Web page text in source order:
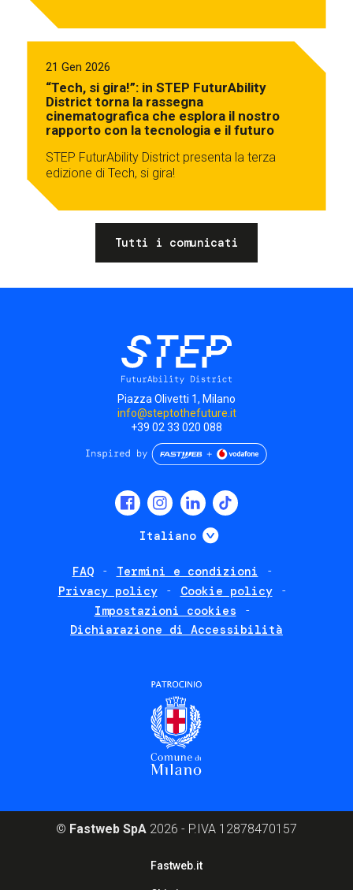
21 Gen 2026
“Tech, si gira!”: in STEP FuturAbility
District torna la rassegna
cinematografica che esplora il nostro
rapporto con la tecnologia e il futuro
STEP FuturAbility District presenta la terza
edizione di Tech, si gira!
Tutti i comunicati
Piazza Olivetti 1, Milano
info@steptothefuture.it
+39 02 33 020 088
Italiano Mostra ulteriori
FAQ
Termini e condizioni
Privacy policy
Cookie policy
Impostazioni cookies
Dichiarazione di Accessibilità
© Fastweb SpA 2026 - P.IVA 12878470157
Fastweb.it